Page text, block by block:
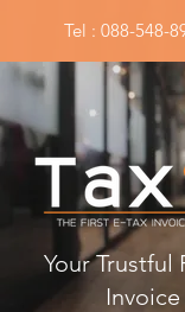
Tel : 088-548-
Your Trustful